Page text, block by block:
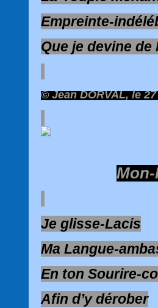
Empreinte-
Que je devine
© Jean DORVAL, le
Mon-
Je glisse-Lacis
Ma Langue-
En ton Sourire-
Afin d’y dérober